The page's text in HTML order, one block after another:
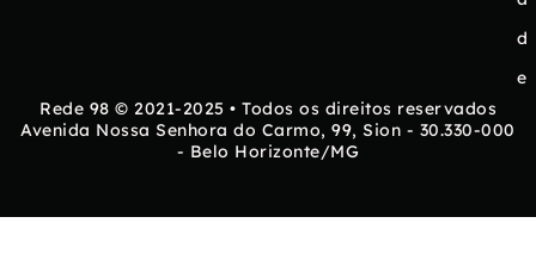
d
e
Rede 98 © 2021-2025 • Todos os direitos reservados
Avenida Nossa Senhora do Carmo, 99, Sion - 30.330-000
- Belo Horizonte/MG